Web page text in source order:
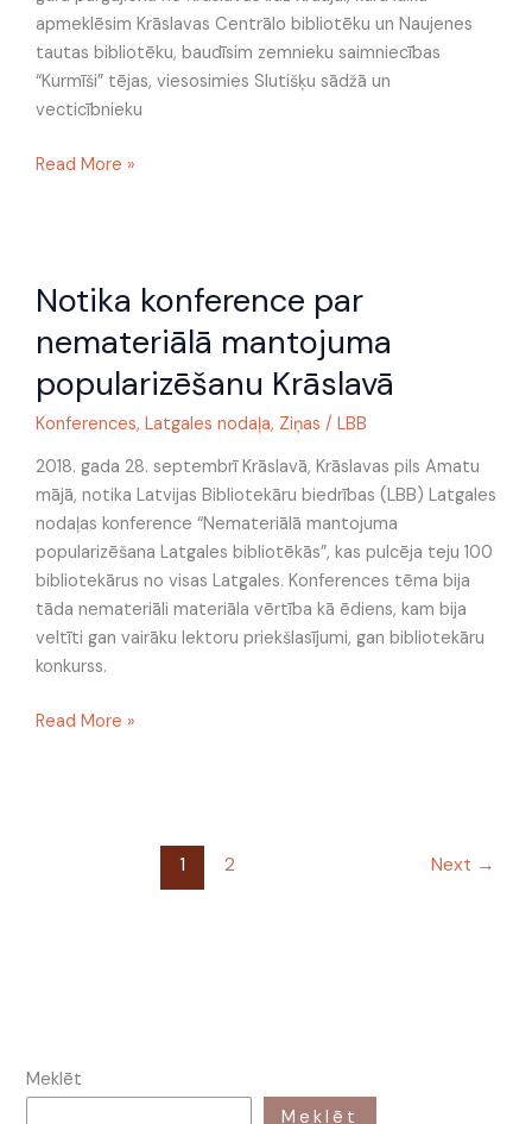
apmeklēsim Krāslavas Centrālo bibliotēku un Naujenes
tautas bibliotēku, baudīsim zemnieku saimniecības
“Kurmīši” tējas, viesosimies Slutišķu sādžā un
vecticībnieku
Read More »
Notika konference par
nemateriālā mantojuma
popularizēšanu Krāslavā
Konferences, Latgales nodaļa, Ziņas / LBB
2018. gada 28. septembrī Krāslavā, Krāslavas pils Amatu
mājā, notika Latvijas Bibliotekāru biedrības (LBB) Latgales
nodaļas konference “Nemateriālā mantojuma
popularizēšana Latgales bibliotēkās”, kas pulcēja teju 100
bibliotekārus no visas Latgales. Konferences tēma bija
tāda nemateriāli materiāla vērtība kā ēdiens, kam bija
veltīti gan vairāku lektoru priekšlasījumi, gan bibliotekāru
konkurss.
konference
nemateriālā
mantojuma
popularizēšanu
Read More »
1 2 Next →
Meklēt
Meklēt